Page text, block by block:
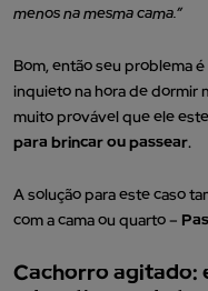
menos na mesma cama.”
Bom, então seu problema
inquieto na hora de dormir
muito provável que ele
para brincar ou passear.
A solução para este caso
com a cama ou quarto –
Cachorro agitado: